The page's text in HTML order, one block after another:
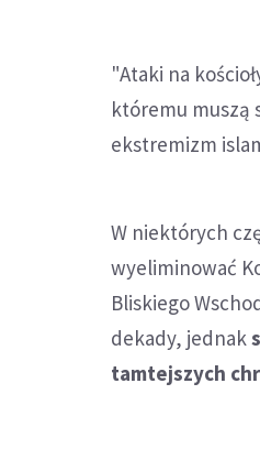
"Ataki na
któremu muszą
ekstremizm
W niektórych
wyeliminować
Bliskiego
dekady, jednak
tamtejszych